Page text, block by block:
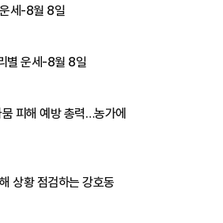
세-8월 8일
별 운세-8월 8일
피해 예방 총력…농가에
상황 점검하는 강호동